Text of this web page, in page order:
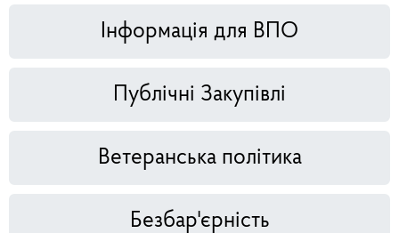
Інформація для ВПО
Публічні Закупівлі
Ветеранська політика
Безбар'єрність